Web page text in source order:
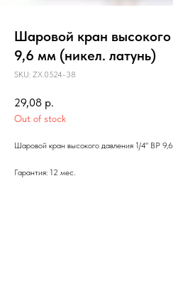
Шаровой кран
9,6 мм (никел. латунь)
SKU: ZX.0524-38
29,08 р.
Out of stock
Шаровой кран высокого давления 1/4" ВР
Гарантия: 12 мес.